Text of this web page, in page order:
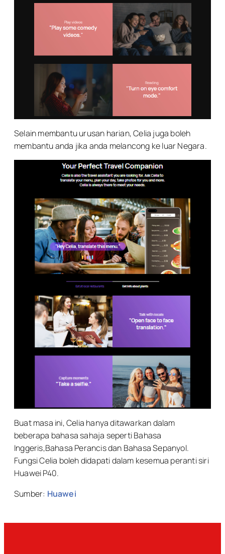
Selain membantu urusan harian, Celia juga boleh
membantu anda jika anda melancong ke luar Negara.
Buat masa ini, Celia hanya ditawarkan dalam
beberapa bahasa sahaja seperti Bahasa
Inggeris,Bahasa Perancis dan Bahasa Sepanyol.
Fungsi Celia boleh didapati dalam kesemua peranti siri
Huawei P40.
Sumber: Huawei